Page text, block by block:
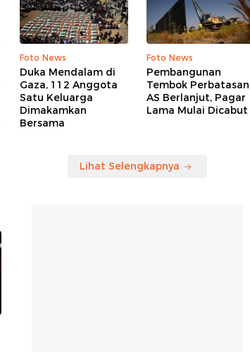
Foto News
Duka Mendalam di
Gaza, 112 Anggota
Satu Keluarga
Dimakamkan
Bersama
Foto News
Pembangunan
Tembok Perbatasan
AS Berlanjut, Pagar
Lama Mulai Dicabut
Lihat Selengkapnya